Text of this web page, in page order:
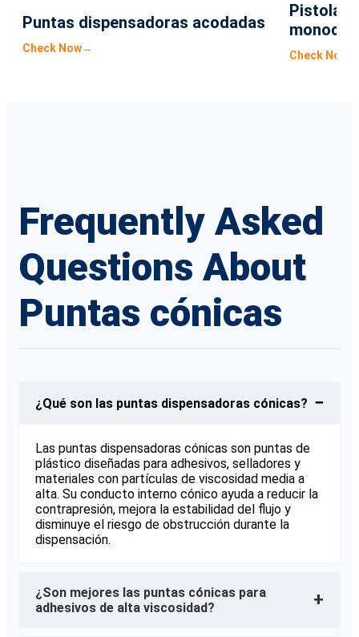
Puntas dispensadoras acodadas
Check Now→
Pistola
Check Now
Frequently Asked
Questions About
Puntas cónicas
¿Qué son las puntas dispensadoras cónicas? −
Las puntas dispensadoras cónicas son puntas de
plástico diseñadas para adhesivos, selladores y
materiales con partículas de viscosidad media a
alta. Su conducto interno cónico ayuda a reducir la
contrapresión, mejora la estabilidad del flujo y
disminuye el riesgo de obstrucción durante la
dispensación.
¿Son mejores las puntas cónicas para
adhesivos de alta viscosidad?
+